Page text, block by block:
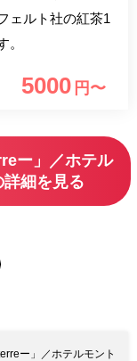
ェルト社の紅茶1
。
5000 円〜
ー」／ホテル
細を見る
ー」／ホテルモント